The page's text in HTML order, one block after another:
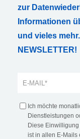
zur
Informationen
und vieles
NEWSLETTER!
Ich möchte
Dienstleistungen
Diese
ist in allen E-Mails